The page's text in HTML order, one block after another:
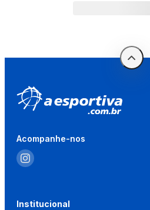
Acompanhe-nos
Institucional